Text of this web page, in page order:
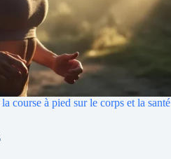
course à pied sur le corps et la santé